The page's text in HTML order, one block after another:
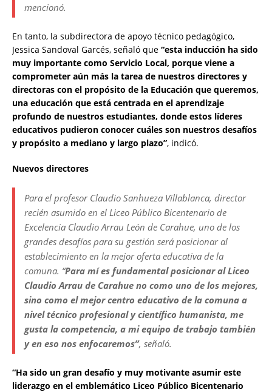
mencionó.
En tanto, la subdirectora de apoyo técnico pedagógico,
Jessica Sandoval Garcés, señaló que “esta inducción ha sido
muy importante como Servicio Local, porque viene a
comprometer aún más la tarea de nuestros directores y
directoras con el propósito de la Educación que queremos,
una educación que está centrada en el aprendizaje
profundo de nuestros estudiantes, donde estos líderes
educativos pudieron conocer cuáles son nuestros desafíos
y propósito a mediano y largo plazo”, indicó.
Nuevos directores
Para el profesor Claudio Sanhueza Villablanca, director
recién asumido en el Liceo Público Bicentenario de
Excelencia Claudio Arrau León de Carahue, uno de los
grandes desafíos para su gestión será posicionar al
establecimiento en la mejor oferta educativa de la
comuna. “Para mí es fundamental posicionar al Liceo
Claudio Arrau de Carahue no como uno de los mejores,
sino como el mejor centro educativo de la comuna a
nivel técnico profesional y científico humanista, me
gusta la competencia, a mi equipo de trabajo también
y en eso nos enfocaremos”, señaló.
“Ha sido un gran desafío y muy motivante asumir este
liderazgo en el emblemático Liceo Público Bicentenario